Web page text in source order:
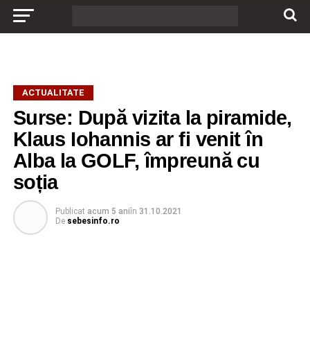
ACTUALITATE
Surse: După vizita la piramide,
Klaus Iohannis ar fi venit în
Alba la GOLF, împreună cu
soția
Publicat acum 5 aniîn 31.10.2021
De sebesinfo.ro